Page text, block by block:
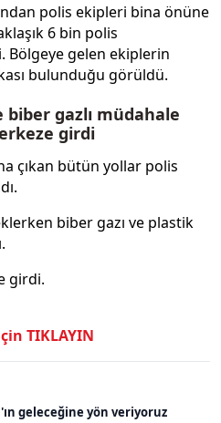
polis ekipleri bina önüne
6 bin polis
gelen ekiplerin
bulunduğu görüldü.
gazlı müdahale
girdi
çıkan bütün yollar polis
biber gazı ve plastik
girdi.
TIKLAYIN
geleceğine yön veriyoruz